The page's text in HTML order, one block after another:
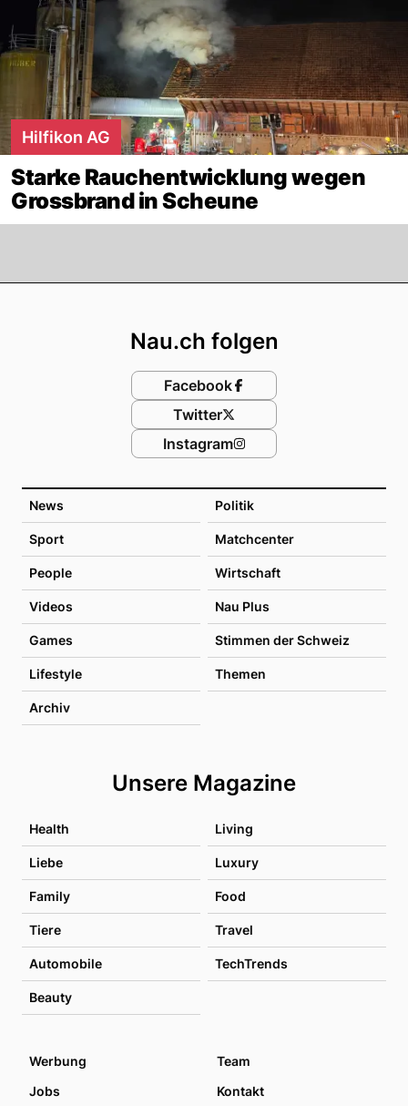
Hilfikon AG
Starke Rauchentwicklung wegen
Grossbrand in Scheune
News Politik
Sport Matchcenter
People Wirtschaft
Videos Nau Plus
Games Stimmen der Schweiz
Lifestyle Themen
Archiv
Unsere Magazine
Health Living
Liebe Luxury
Family Food
Tiere Travel
Automobile TechTrends
Beauty
Nau.ch folgen
Facebook
Twitter
Instagram
Werbung
Team
Jobs
Kontakt